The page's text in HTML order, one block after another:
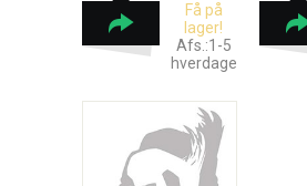
Få på
lager!
Afs.:1-5
hverdage